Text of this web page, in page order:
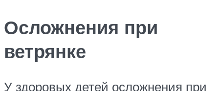
Осложнения при
ветрянке
У здоровых детей осложнения при